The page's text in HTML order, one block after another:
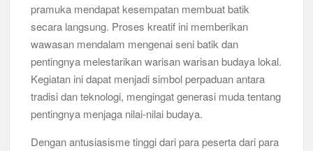
pramuka mendapat kesempatan membuat batik
secara langsung. Proses kreatif ini memberikan
wawasan mendalam mengenai seni batik dan
pentingnya melestarikan warisan warisan budaya lokal.
Kegiatan ini dapat menjadi simbol perpaduan antara
tradisi dan teknologi, mengingat generasi muda tentang
pentingnya menjaga nilai-nilai budaya.
Dengan antusiasisme tinggi dari para peserta dari para